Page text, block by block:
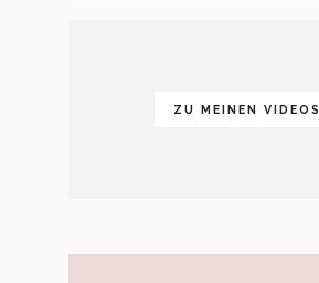
ZU MEINEN VIDEOS